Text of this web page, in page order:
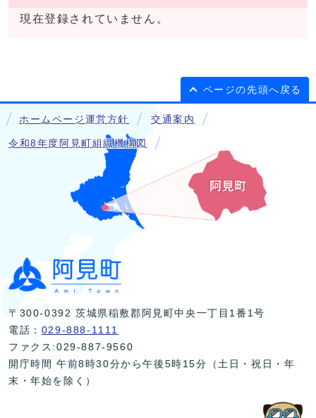
現在登録されていません。
ページの先頭へ戻る
ホームページ運営方針 交通案内
令和8年度阿見町組織機構図
〒300-0392 茨城県稲敷郡阿見町中央一丁目1番1号
電話： 029-888-1111
ファクス:029-887-9560
開庁時間 午前8時30分から午後5時15分（土日・祝日・年
末・年始を除く）